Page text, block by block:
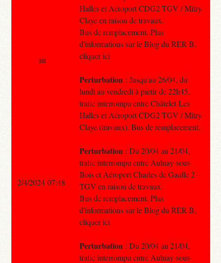
Halles et Aéroport CDG2-TGV / Mitry-
Claye en raison de travaux.
Bus de remplacement. Plus
d'informations sur le Blog du RER B,
cliquer ici
Perturbation : Jusqu'au 26/04, du
lundi au vendredi à partir de 22h45,
trafic interrompu entre Châtelet-Les
Halles et Aéroport CDG2-TGV / Mitry-
Claye (travaux). Bus de remplacement.
Perturbation : Du 20/04 au 21/04,
trafic interrompu entre Aulnay-sous-
Bois et Aéroport Charles de Gaulle 2 –
TGV en raison de travaux.
Bus de remplacement. Plus
d'informations sur le Blog du RER B,
cliquer ici
Perturbation : Du 20/04 au 21/04,
trafic interrompu entre Aulnay-sous-
au
2/4/2024 07:48